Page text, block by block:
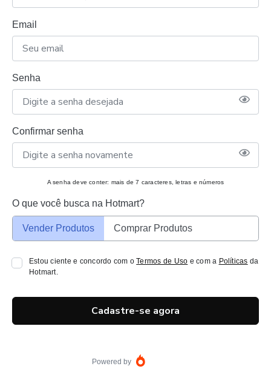
Email
Senha
Confirmar senha
A senha deve conter: mais de 7 caracteres, letras e números
O que você busca na Hotmart?
Vender Produtos Comprar Produtos
Estou ciente e concordo com oTermos de Uso e com a Políticas da
Hotmart.
Cadastre-se agora
Powered by